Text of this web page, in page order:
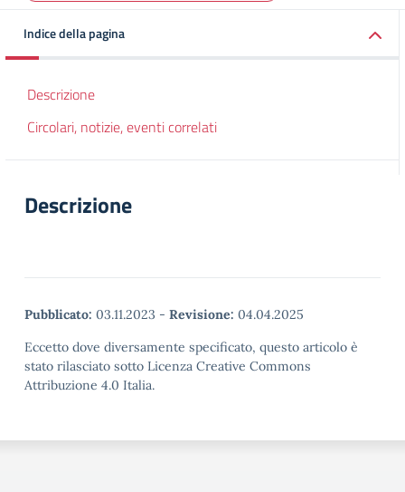
Indice della pagina
Descrizione
Circolari, notizie, eventi correlati
Descrizione
Pubblicato: 03.11.2023 - Revisione: 04.04.2025
Eccetto dove diversamente specificato, questo articolo è
stato rilasciato sotto Licenza Creative Commons
Attribuzione 4.0 Italia.